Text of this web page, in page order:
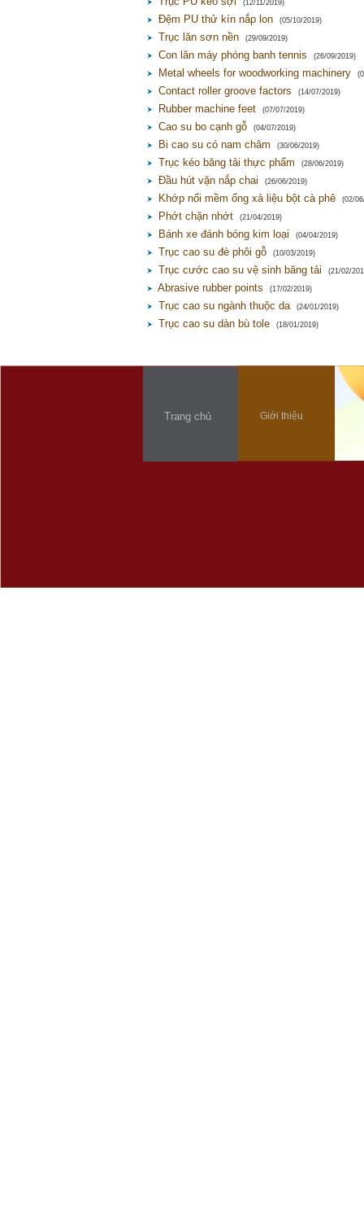
(12/11/2019)
Đệm PU thử kín nắp lon (05/10/2019)
Trục lăn sơn nền (29/09/2019)
Con lăn máy phóng banh tennis (26/09/2019)
Metal wheels for woodworking machinery
Contact roller groove factors (14/07/2019)
Rubber machine feet (07/07/2019)
Cao su bo cạnh gỗ (04/07/2019)
Bi cao su có nam châm (30/06/2019)
Trục kéo băng tải thực phẩm (28/06/2019)
Đầu hút vặn nắp chai (26/06/2019)
Khớp nối mềm ống xả liệu bột cà phê (02/
Phớt chặn nhớt (21/04/2019)
Bánh xe đánh bóng kim loại (04/04/2019)
Trục cao su đè phôi gỗ (10/03/2019)
Trục cước cao su vệ sinh băng tải (21/02/
Abrasive rubber points (17/02/2019)
Trục cao su ngành thuộc da (24/01/2019)
Trục cao su dàn bù tole (18/01/2019)
Trang chủ Giới thiệu